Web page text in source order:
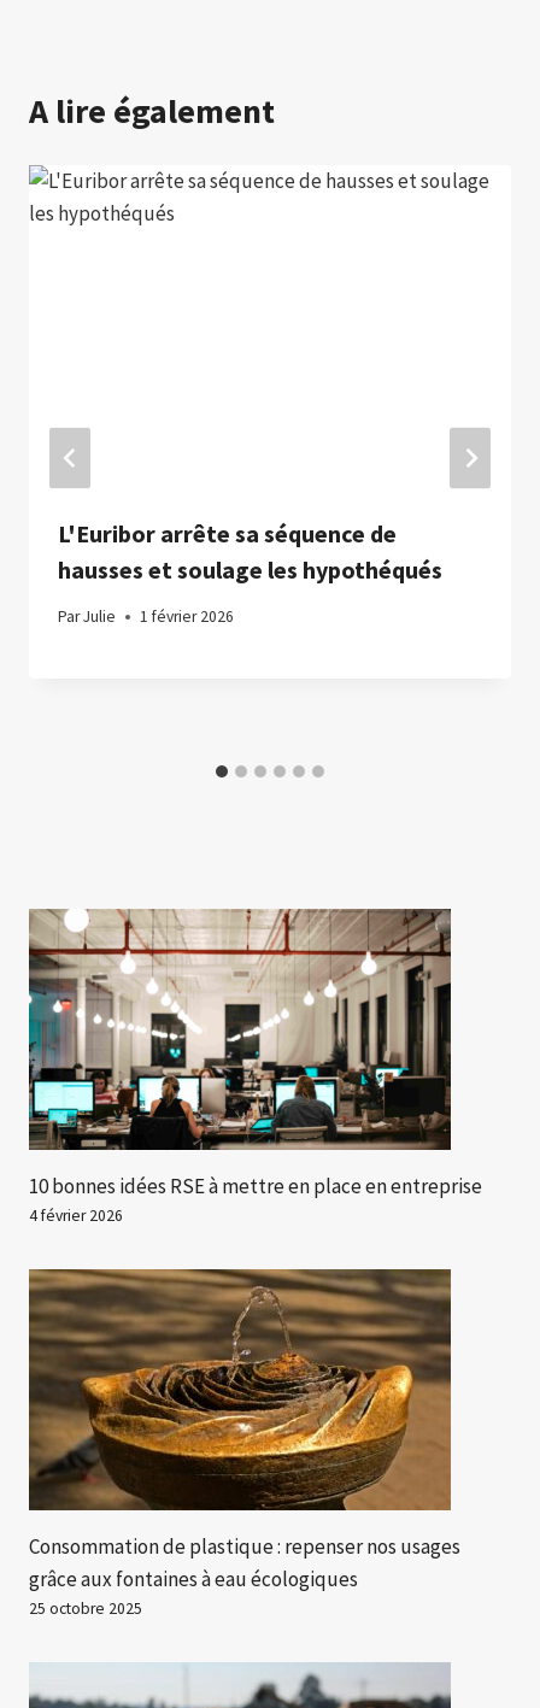
A lire également
L'Euribor arrête sa séquence de
hausses et soulage les hypothéqués
ParJulie 1 février 2026
10 bonnes idées RSE à mettre en place en entreprise
4 février 2026
Consommation de plastique : repenser nos usages
grâce aux fontaines à eau écologiques
25 octobre 2025